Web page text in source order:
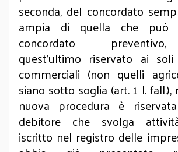
seconda, del concordato
ampia di quella che può
concordato
quest’ultimo riservato ai
commerciali (non quelli
siano sotto soglia (art. 1 l.
nuova procedura è
debitore che svolga
iscritto nel registro delle